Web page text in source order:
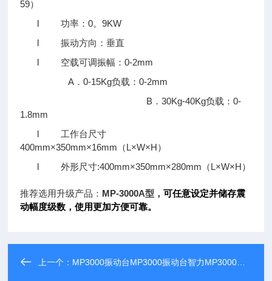
59）
l 功率：0。9KW
l 振动方向：垂直
l 空载可调振幅：0-2mm
A．0-15Kg负载：0-2mm
B．30Kg-40Kg负载：0-
1.8mm
l 工作台尺寸
400mm×350mm×16mm（L×W×H）
l 外形尺寸:400mm×350mm×280mm（L×W×H）
推荐选用升级产品： MP-3000A型，可任意设定并储存震
动幅度级数，使用更加方便可靠。
上一个： MP3000振动台MP3000振动台智力MP3000金日立MP3000